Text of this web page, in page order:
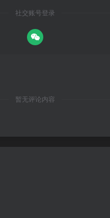
社交账号登录
暂无评论内容